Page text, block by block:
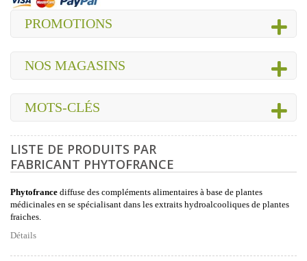
PROMOTIONS
NOS MAGASINS
MOTS-CLÉS
LISTE DE PRODUITS PAR
FABRICANT PHYTOFRANCE
Phytofrance diffuse des compléments alimentaires à base de plantes
médicinales en se spécialisant dans les extraits hydroalcooliques de plantes
fraiches.
Détails